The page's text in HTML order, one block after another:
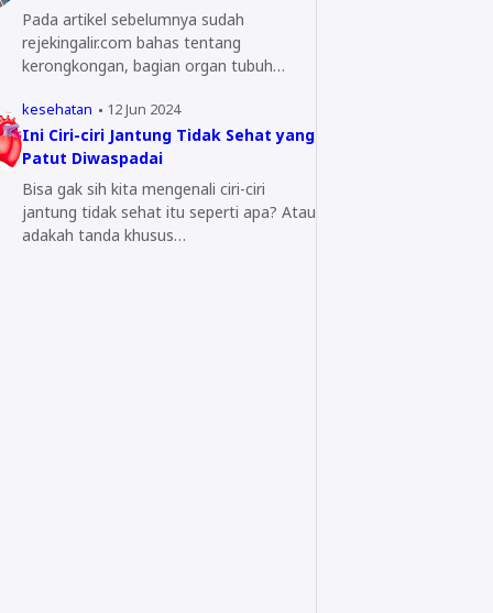
Pada artikel sebelumnya sudah
rejekingalir.com bahas tentang
kerongkongan, bagian organ tubuh
kesehatan 12 Jun 2024
Ini Ciri-ciri Jantung Tidak Sehat yang
Patut Diwaspadai
Bisa gak sih kita mengenali ciri-ciri
jantung tidak sehat itu seperti apa? Atau
adakah tanda khusus…